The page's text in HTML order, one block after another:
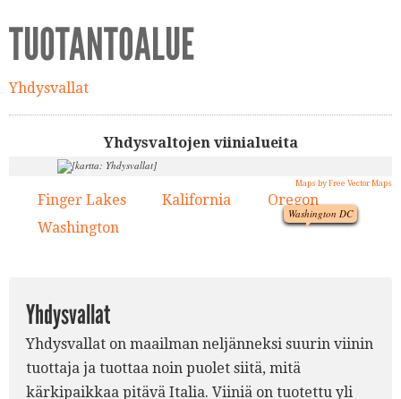
TUOTANTOALUE
Yhdysvallat
Yhdysvaltojen viinialueita
Washington DC
1.
3.
4.
Maps by Free Vector Maps
Finger Lakes Kalifornia Oregon
Washington
Yhdysvallat
Yhdysvallat on maailman neljänneksi suurin viinin
tuottaja ja tuottaa noin puolet siitä, mitä
kärkipaikkaa pitävä Italia. Viiniä on tuotettu yli